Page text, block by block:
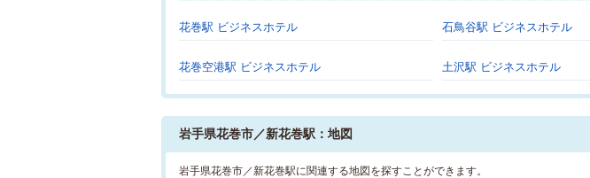
花巻駅 ビジネスホテル 石鳥谷駅 ビジネスホテル
花巻空港駅 ビジネスホテル 土沢駅 ビジネスホテル
岩手県花巻市／新花巻駅：地図
岩手県花巻市／新花巻駅に関連する地図を探すことができます。